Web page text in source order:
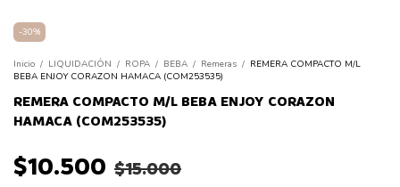
-30%
Inicio / LIQUIDACIÓN / ROPA / BEBA / Remeras / REMERA COMPACTO M/L
BEBA ENJOY CORAZON HAMACA (COM253535)
REMERA COMPACTO M/L BEBA ENJOY CORAZON
HAMACA (COM253535)
$10.500 $15.000